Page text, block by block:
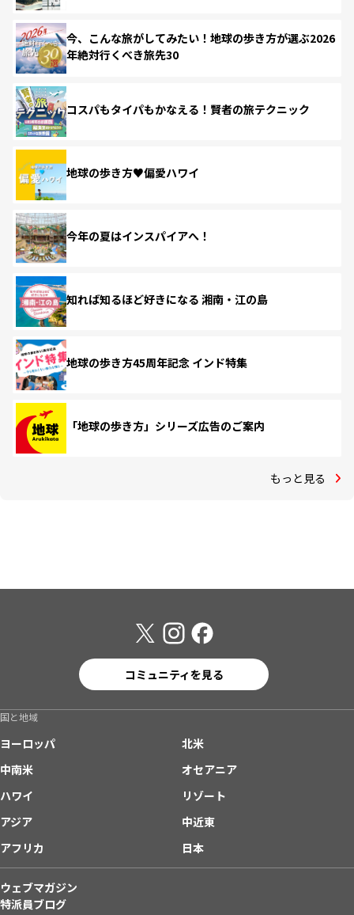
今、こんな旅がしてみたい！地球の歩き方が選ぶ2026
年絶対行くべき旅先30
コスパもタイパもかなえる！賢者の旅テクニック
地球の歩き方♥偏愛ハワイ
今年の夏はインスパイアへ！
知れば知るほど好きになる 湘南・江の島
地球の歩き方45周年記念 インド特集
「地球の歩き方」シリーズ広告のご案内
もっと見る
コミュニティを見る
国と地域
ヨーロッパ
北米
中南米
オセアニア
ハワイ
リゾート
アジア
中近東
アフリカ
日本
ウェブマガジン
特派員ブログ